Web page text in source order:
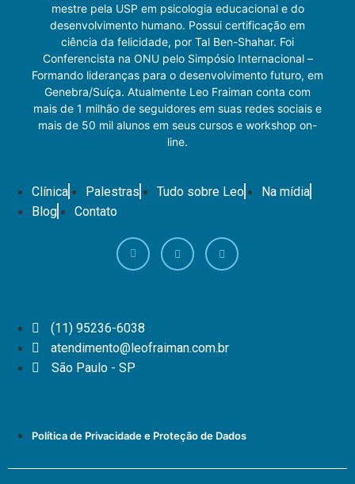
mestre pela USP em psicologia educacional e do
desenvolvimento humano. Possui certificação em
ciência da felicidade, por Tal Ben-Shahar. Foi
Conferencista na ONU pelo Simpósio Internacional –
Formando lideranças para o desenvolvimento futuro, em
Genebra/Suíça. Atualmente Leo Fraiman conta com
mais de 1 milhão de seguidores em suas redes sociais e
mais de 50 mil alunos em seus cursos e workshop on-
line.
Clínica Palestras Tudo sobre Leo
Na mídia
Blog
Contato
(11) 95236-6038
atendimento@leofraiman.com.br
São Paulo - SP
Política de Privacidade e Proteção de Dados